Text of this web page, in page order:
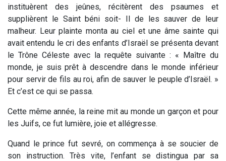
instituèrent des jeûnes, récitèrent des psaumes et
supplièrent le Saint béni soit- Il de les sauver de leur
malheur. Leur plainte monta au ciel et une âme sainte qui
avait entendu le cri des enfants d’Israël se présenta devant
le Trône Céleste avec la requête suivante : « Maître du
monde, je suis prêt à descendre dans le monde inférieur
pour servir de fils au roi, afin de sauver le peuple d’Israël. »
Et c’est ce qui se passa.
Cette même année, la reine mit au monde un garçon et pour
les Juifs, ce fut lumière, joie et allégresse.
Quand le prince fut sevré, on commença à se soucier de
son instruction. Très vite, l’enfant se distingua par sa